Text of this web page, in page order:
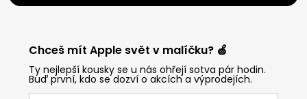
Chceš mít Apple svět v malíčku? 🍏
Ty nejlepší kousky se u nás ohřejí sotva pár hodin.
Buď první, kdo se dozví o akcích a výprodejích.